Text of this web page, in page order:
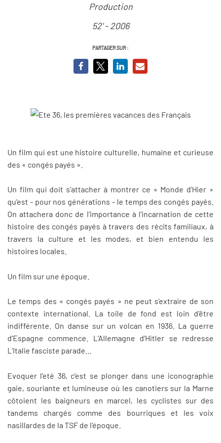
Production
52' - 2006
PARTAGER SUR :
Un film qui est une histoire culturelle, humaine et curieuse
des « congés payés ».
Un film qui doit s’attacher à montrer ce « Monde d’Hier »
qu’est - pour nos générations - le temps des congés payés.
On attachera donc de l’importance à l’incarnation de cette
histoire des congés payés à travers des récits familiaux, à
travers la culture et les modes, et bien entendu les
histoires locales.
Un film sur une époque.
Le temps des « congés payés » ne peut s’extraire de son
contexte international. La toile de fond est loin d’être
indifférente. On danse sur un volcan en 1936. La guerre
d’Espagne commence. L’Allemagne d’Hitler se redresse
L’Italie fasciste parade…
Evoquer l’eté 36, c’est se plonger dans une iconographie
gaie, souriante et lumineuse où les canotiers sur la Marne
côtoient les baigneurs en marcel, les cyclistes sur des
tandems chargés comme des bourriques et les voix
nasillardes de la TSF de l’époque.